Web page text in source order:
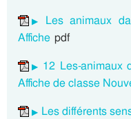
Les animaux
Affiche pdf
12 Les-animaux
Affiche de classe
Les différents